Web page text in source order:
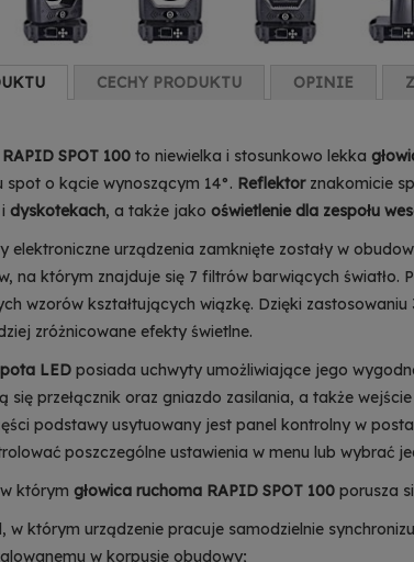
SPOT 100 to niewielka i stosunkowo lekka
spot o kącie wynoszącym 14°. Reflektorznakomicie
dyskotekach, a także jako oświetlenie dla zespołu
elektroniczne urządzenia zamknięte zostały w
na którym znajduje się 7 filtrów barwiących światło.
wzorów kształtujących wiązkę. Dzięki zastosowaniu
zróżnicowane efekty świetlne.
LED posiada uchwyty umożliwiające jego
się przełącznik oraz gniazdo zasilania, a także
podstawy usytuowany jest panel kontrolny w
poszczególne ustawienia w menu lub wybrać
którym głowica ruchoma RAPID SPOT 100 porusza
w którym urządzenie pracuje samodzielnie
w korpusie obudowy;
CECHY PRODUKTU OPINIE